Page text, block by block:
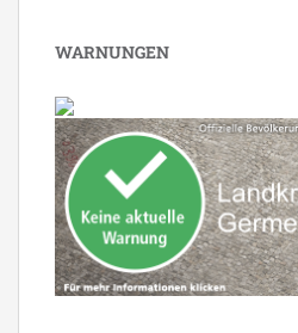
WARNUNGEN